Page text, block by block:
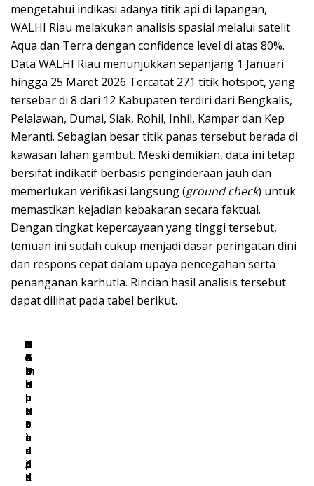
mengetahui indikasi adanya titik api di lapangan,
WALHI Riau melakukan analisis spasial melalui satelit
Aqua dan Terra dengan confidence level di atas 80%.
Data WALHI Riau menunjukkan sepanjang 1 Januari
hingga 25 Maret 2026 Tercatat 271 titik hotspot, yang
tersebar di 8 dari 12 Kabupaten terdiri dari Bengkalis,
Pelalawan, Dumai, Siak, Rohil, Inhil, Kampar dan Kep
Meranti. Sebagian besar titik panas tersebut berada di
kawasan lahan gambut. Meski demikian, data ini tetap
bersifat indikatif berbasis penginderaan jauh dan
memerlukan verifikasi langsung (ground check) untuk
memastikan kejadian kebakaran secara faktual.
Dengan tingkat kepercayaan yang tinggi tersebut,
temuan ini sudah cukup menjadi dasar peringatan dini
dan respons cepat dalam upaya pencegahan serta
penanganan karhutla. Rincian hasil analisis tersebut
dapat dilihat pada tabel berikut.
N
o
K
a
b
u
p
a
t
e
n
/
K
T
o
t
a
l
H
o
t
s
p
o
G
a
m
b
u
t
L
i
n
d
u
G
a
m
b
u
t
B
u
d
i
d
P
B
P
H
H
G
U